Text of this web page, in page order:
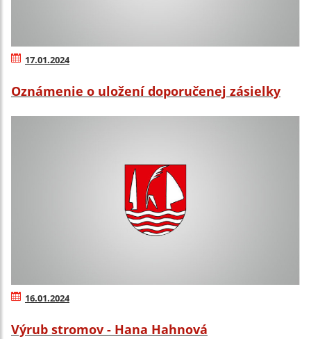
17.01.2024
Oznámenie o uložení doporučenej zásielky
16.01.2024
Výrub stromov - Hana Hahnová